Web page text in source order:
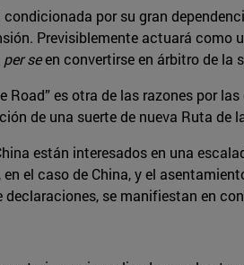
por su gran
Previsiblemente actuará
per seen convertirse en árbitro de la
Road” es otra de las razones por
de una suerte de nueva Ruta
están interesados en una
el caso de China, y el
declaraciones, se manifiestan en